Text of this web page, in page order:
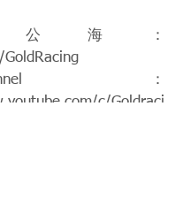
公海：
：
c/Goldraci